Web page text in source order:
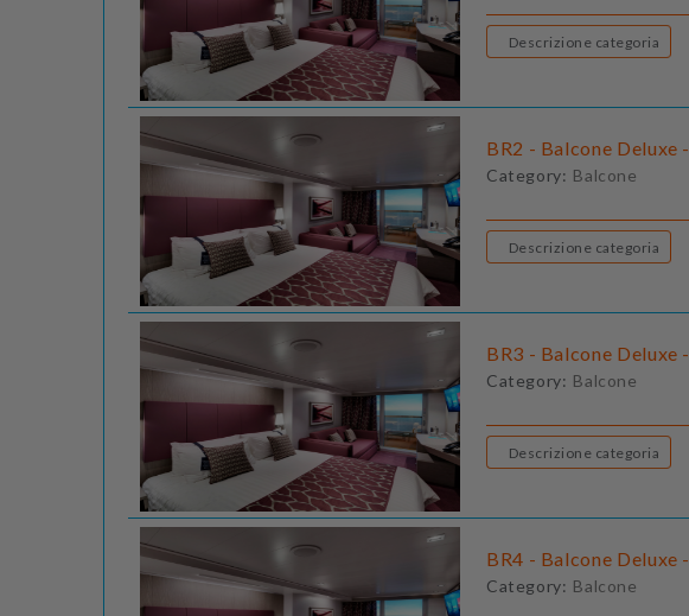
Descrizione categoria
BR2 - Balcone Deluxe -
Category: Balcone
Descrizione categoria
BR3 - Balcone Deluxe -
Category: Balcone
Descrizione categoria
BR4 - Balcone Deluxe -
Category: Balcone